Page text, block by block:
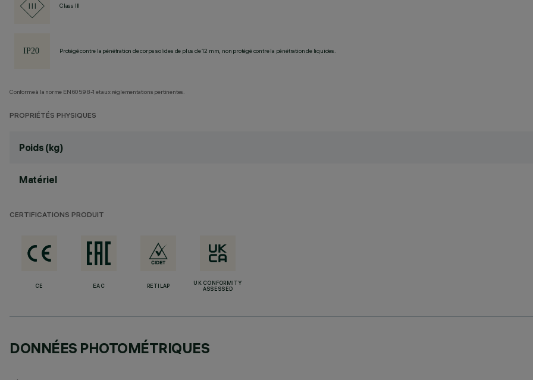
Class III
Protégé contre la pénétration de corps solides de plus de 12 mm, non protégé contre la pénétration de liquides.
Conforme à la norme EN60598-1 et aux réglementations pertinentes.
PROPRIÉTÉS PHYSIQUES
Poids (kg)
Matériel
CERTIFICATIONS PRODUIT
CE EAC RETILAP
UK CONFORMITY
ASSESSED
DONNÉES PHOTOMÉTRIQUES